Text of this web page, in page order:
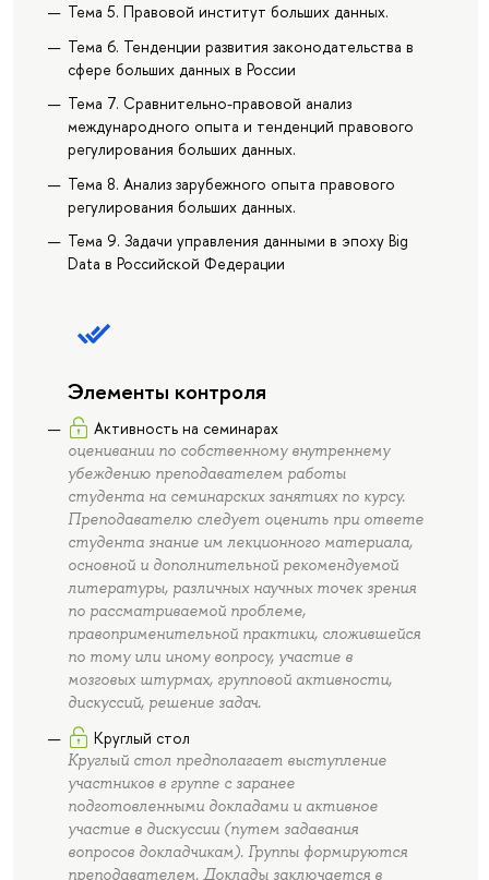
Тема 5. Правовой институт больших данных.
Тема 6. Тенденции развития законодательства в
сфере больших данных в России
Тема 7. Сравнительно-правовой анализ
международного опыта и тенденций правового
регулирования больших данных.
Тема 8. Анализ зарубежного опыта правового
регулирования больших данных.
Тема 9. Задачи управления данными в эпоху Big
Data в Российской Федерации
Элементы контроля
Активность на семинарах
оценивании по собственному внутреннему
убеждению преподавателем работы
студента на семинарских занятиях по курсу.
Преподавателю следует оценить при ответе
студента знание им лекционного материала,
основной и дополнительной рекомендуемой
литературы, различных научных точек зрения
по рассматриваемой проблеме,
правоприменительной практики, сложившейся
по тому или иному вопросу, участие в
мозговых штурмах, групповой активности,
дискуссий, решение задач.
Круглый стол
Круглый стол предполагает выступление
участников в группе с заранее
подготовленными докладами и активное
участие в дискуссии (путем задавания
вопросов докладчикам). Группы формируются
преподавателем. Доклады заключается в